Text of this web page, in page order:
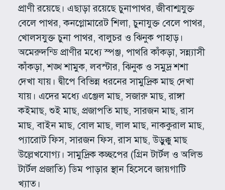
প্রাণী রয়েছে। এছাড়া রয়েছে চুনাপাথর, জীবাশ্মযুক্ত
বেলে পাথর, কনগ্লোমারেট শিলা, চুনাযুক্ত বেলে পাথর,
খোলসযুক্ত চুনা পাথর, বালুচর ও ঝিনুক পাহাড়।
অমেরুদন্ডি প্রাণীর মধ্যে স্পঞ্জ, পাথরি কাঁকড়া, সন্ন্যাসী
কাঁকড়া, শঙ্খ শামুক, লবস্টার, ঝিনুক ও সমুদ্র শশা
দেখা যায়। দ্বীপে বিভিন্ন ধরনের সামুদ্রিক মাছ দেখা
যায়। এদের মধ্যে এঞ্জেল মাছ, সজারু মাছ, রাঙ্গা
কইমাছ, শুই মাছ, প্রজাপতি মাছ, সারজন মাছ, রাস
মাছ, বাইন মাছ, বোল মাছ, লাল মাছ, নাককুরাল মাছ,
প্যারোট ফিস, সারজন ফিস, রাস মাছ, উড়ুক্কু মাছ
উল্লেখযোগ্য। সামুদ্রিক কচ্ছপের (গ্রিন টার্টল ও অলিভ
টার্টল প্রজাতি) ডিম পাড়ার স্থান হিসেবে জায়গাটি
খ্যাত।